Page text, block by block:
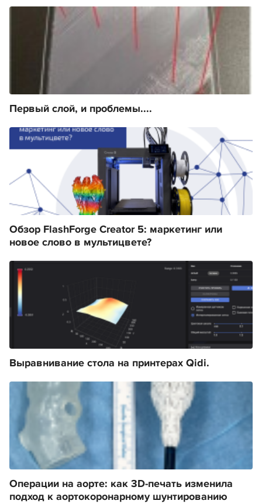
Первый слой, и проблемы....
Обзор FlashForge Creator 5: маркетинг или
новое слово в мультицвете?
Выравнивание стола на принтерах Qidi.
Операции на аорте: как 3D-печать изменила
подход к аортокоронарному шунтированию